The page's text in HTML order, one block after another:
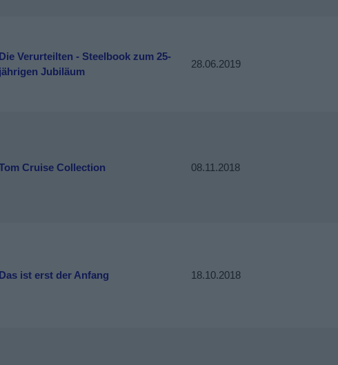
Die Verurteilten - Steelbook zum 25-
jährigen Jubiläum
28.06.2019
Cruise Collection 08.11.2018
Das ist erst der Anfang 18.10.2018